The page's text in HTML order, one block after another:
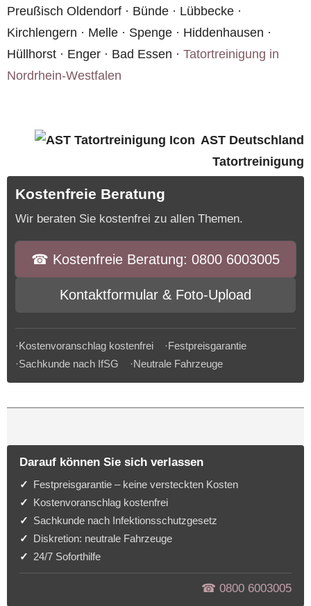
Preußisch Oldendorf · Bünde · Lübbecke ·
Kirchlengern · Melle · Spenge · Hiddenhausen ·
Hüllhorst · Enger · Bad Essen · Tatortreinigung in
Nordrhein-Westfalen
AST Deutschland
Tatortreinigung
Kostenfreie Beratung
Wir beraten Sie kostenfrei zu allen Themen.
☎︎ Kostenfreie Beratung: 0800 6003005
Kontaktformular & Foto-Upload
·Kostenvoranschlag kostenfrei ·Festpreisgarantie
·Sachkunde nach IfSG ·Neutrale Fahrzeuge
Darauf können Sie sich verlassen
Festpreisgarantie – keine versteckten Kosten
Kostenvoranschlag kostenfrei
Sachkunde nach Infektionsschutzgesetz
Diskretion: neutrale Fahrzeuge
24/7 Soforthilfe
☎︎ 0800 6003005